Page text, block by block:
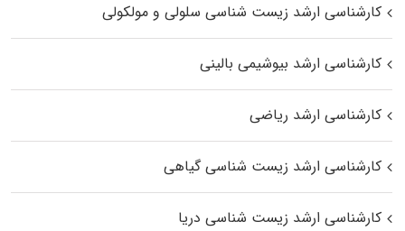
کارشناسی ارشد زیست شناسی سلولی و مولکولی
کارشناسی ارشد بیوشیمی بالینی
کارشناسی ارشد ریاضی
کارشناسی ارشد زیست‌ شناسی گیاهی
کارشناسی ارشد زیست‌ شناسی دریا